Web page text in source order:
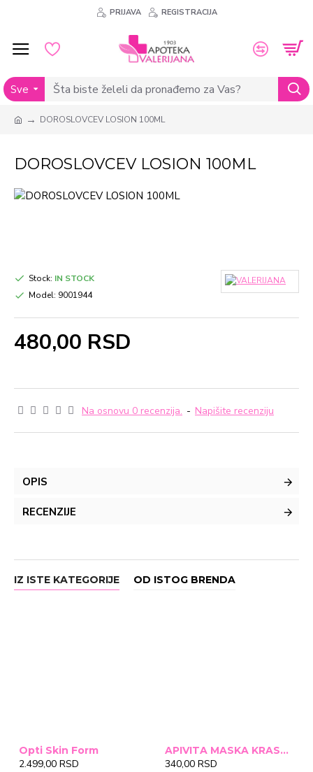
PRIJAVA REGISTRACIJA
Sve
DOROSLOVCEV LOSION 100ML
DOROSLOVCEV LOSION 100ML
Na osnovu 0 recenzija. - Napišite recenziju
480,00 RSD
Stock: IN STOCK
Model: 9001944
OPIS
RECENZIJE
IZ ISTE KATEGORIJE OD ISTOG BRENDA
Opti Skin Form
2.499,00 RSD
APIVITA MASKA KRASTAVAC 2X8ML
340,00 RSD